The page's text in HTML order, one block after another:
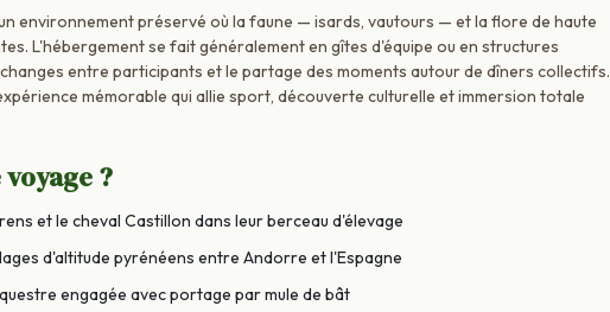
environnement préservé où la faune — isards, vautours — et la flore de haute
L'hébergement se fait généralement en gîtes d'équipe ou en structures
entre participants et le partage des moments autour de dîners collectifs.
mémorable qui allie sport, découverte culturelle et immersion totale
?
et le cheval Castillon dans leur berceau d'élevage
d'altitude pyrénéens entre Andorre et l'Espagne
engagée avec portage par mule de bât